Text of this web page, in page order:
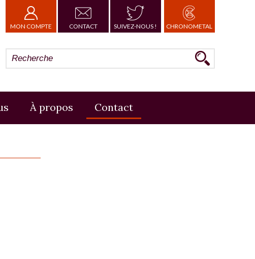
MON COMPTE CONTACT SUIVEZ-NOUS ! CHRONOMETAL
À propos Contact